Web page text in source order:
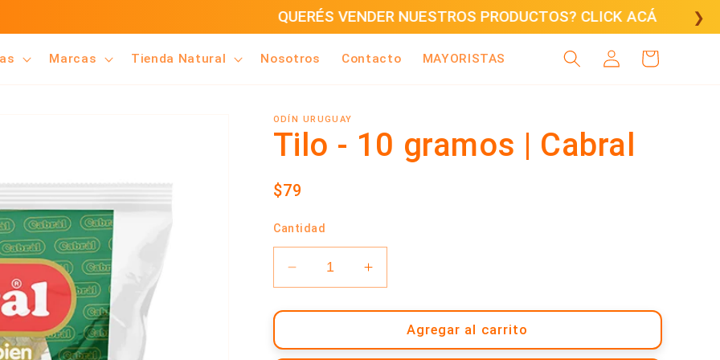
QUERÉS VENDER NUESTROS PRODUCTOS? CLICK ACÁ ❯
Marcas Tienda Natural Nosotros Contacto MAYORISTAS
Iniciar
sesión
Carrito
ODÍN URUGUAY
Tilo - 10 gramos | Cabral
Precio
$79
Cantidad
Reducir
cantidad
para
-
Aumentar
cantidad
para
-
Agregar al carrito